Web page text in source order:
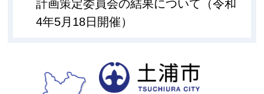
計画策定委員会の結果について（令和
4年5月18日開催）